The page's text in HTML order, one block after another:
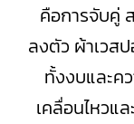
คือการจับคู่
ลงตัว ผ้าเวส
ทั้งงบและค
เคลื่อนไหวแ